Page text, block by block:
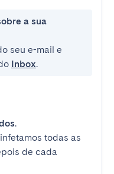
a sua
seu e-mail e
Inbox.
.
todas as
de cada